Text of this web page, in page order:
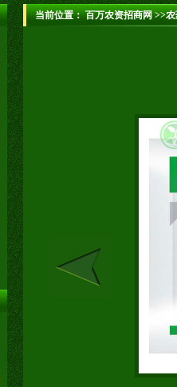
当前位置：百万农资招商网>>农